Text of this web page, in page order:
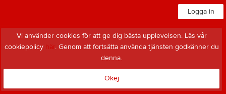
Logga in
Vi använder cookies för att ge dig bästa upplevelsen. Läs vår
cookiepolicy här. Genom att fortsätta använda tjänsten godkänner du
denna.
Okej